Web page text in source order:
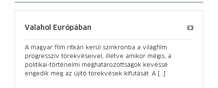
Valahol Európában
A magyar film ritkán kerül szinkronba a világfilm
progresszív törekvéseivel, illetve amikor mégis, a
politikai-történelmi meghatározottságok kevéssé
engedik meg az újító törekvések kifutását. A […]